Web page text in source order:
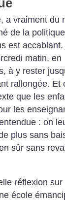
a vraiment du
de la politique
est accablant.
matin, en
à y rester
rallongée. Et
que les
les
: on
plus sans
sûr sans
réflexion sur
école